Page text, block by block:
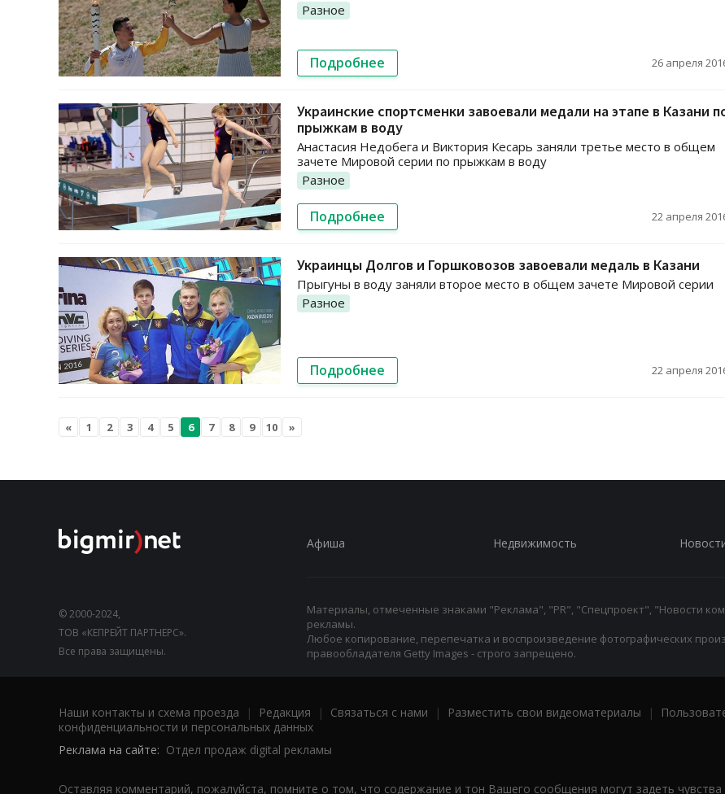
Разное
Подробнее 26 апреля
Украинские спортсменки завоевали медали на этапе в Казани
прыжкам в воду
Анастасия Недобега и Виктория Кесарь заняли третье место в общем
зачете Мировой серии по прыжкам в воду
Разное
Подробнее 22 апреля
Украинцы Долгов и Горшковозов завоевали медаль в Казани
Прыгуны в воду заняли второе место в общем зачете Мировой серии
Разное
Подробнее 22 апреля
« 1 2 3 4 5 6 7 8 9 10 »
© 2000-2024,
ТОВ «КЕПРЕЙТ ПАРТНЕРС».
Все права защищены.
Афиша Недвижимость
Материалы, отмеченные знаками "Реклама", "PR", "Спецпроект", "Новости
рекламы.
Любое копирование, перепечатка и воспроизведение фотографических
правообладателя Getty Images - строго запрещено.
Наши контакты и схема проезда | Редакция | Связаться с нами | Разместить свои видеоматериалы |
конфиденциальности и персональных данных
Реклама на сайте: Отдел продаж digital рекламы
Оставляя комментарий, пожалуйста, помните о том, что содержание и тон Вашего сообщения могут задеть